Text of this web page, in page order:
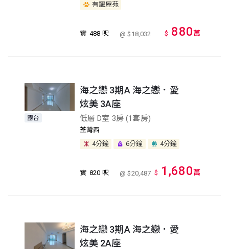
有寵屋苑
實 488 呎 @ $18,032 $ 880萬
露台
海之戀 3期A 海之戀．愛
炫美 3A座
低層 D室 3房 (1套房)
荃灣西
4分鐘
6分鐘 4分鐘
實 820 呎 @ $20,487 $ 1,680萬
海之戀 3期A 海之戀．愛
炫美 2A座